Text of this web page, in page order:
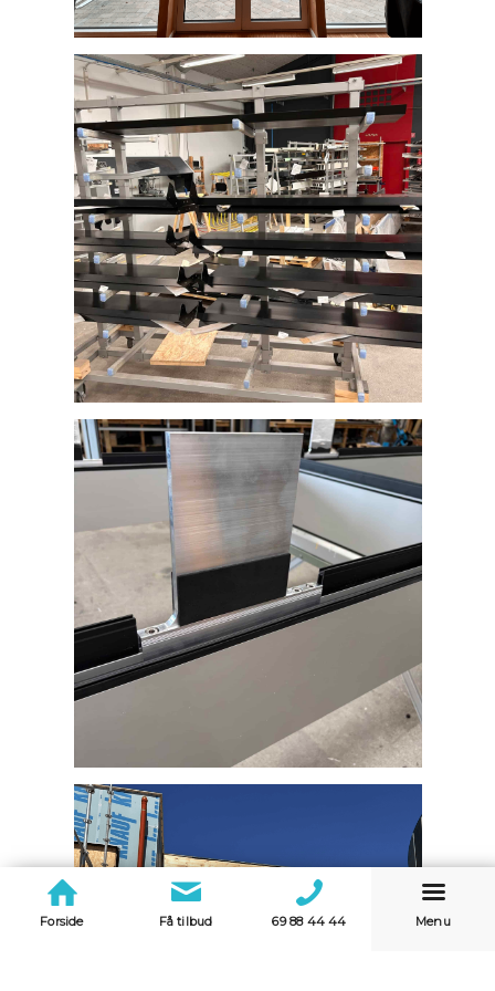
Forside Få tilbud 69 88 44 44 Menu